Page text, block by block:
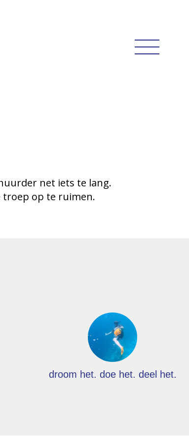
net iets te lang.
troep op te ruimen.
droom het. doe het. deel het.